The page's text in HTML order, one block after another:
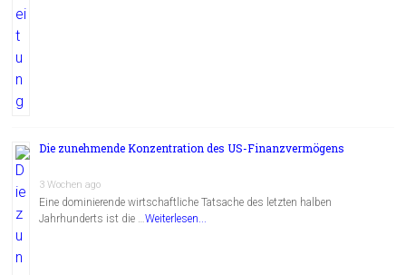
Die zunehmende Konzentration des US-Finanzvermögens
3 Wochen ago
Eine dominierende wirtschaftliche Tatsache des letzten halben
Jahrhunderts ist die …Weiterlesen...